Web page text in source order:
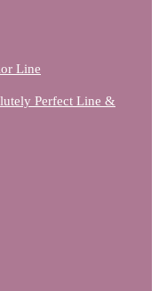
Line
Perfect Line &